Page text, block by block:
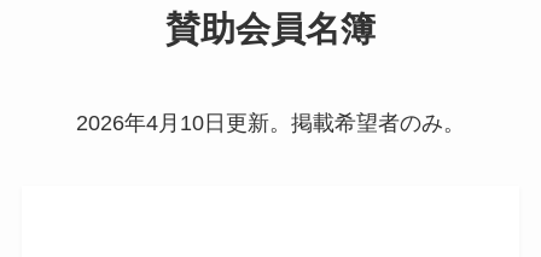
賛助会員名簿
2026年4月10日更新。掲載希望者のみ。